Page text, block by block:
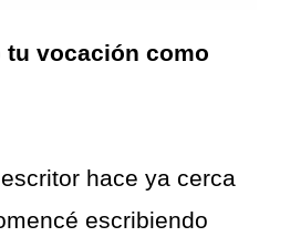
tu vocación como
hace ya cerca
escribiendo